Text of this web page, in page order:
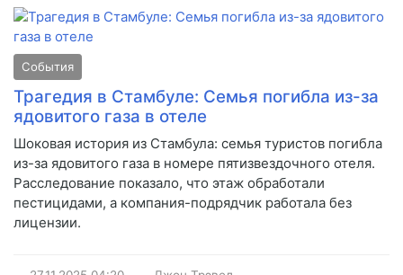
События
Трагедия в Стамбуле: Семья погибла из-за
ядовитого газа в отеле
Шоковая история из Стамбула: семья туристов погибла
из-за ядовитого газа в номере пятизвездочного отеля.
Расследование показало, что этаж обработали
пестицидами, а компания-подрядчик работала без
лицензии.